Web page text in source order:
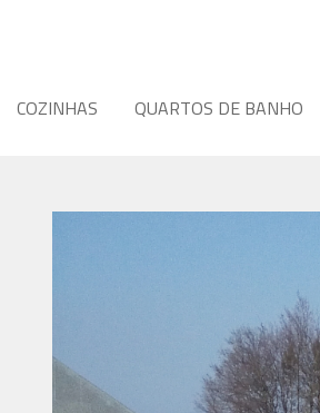
COZINHAS QUARTOS DE BANHO